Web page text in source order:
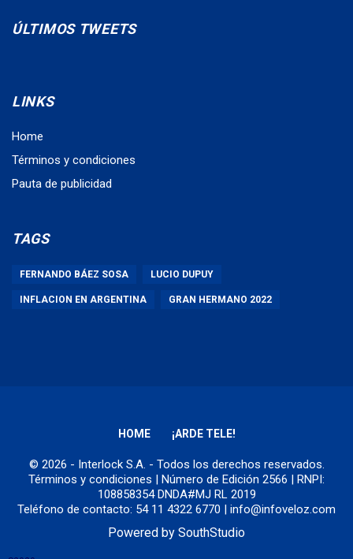
ÚLTIMOS TWEETS
LINKS
Home
Términos y condiciones
Pauta de publicidad
TAGS
FERNANDO BÁEZ SOSA LUCIO DUPUY
INFLACION EN ARGENTINA GRAN HERMANO 2022
HOME ¡ARDE TELE!
© 2026 - Interlock S.A. - Todos los derechos reservados.
Términos y condiciones | Número de Edición 2566 | RNPI:
108858354 DNDA#MJ RL 2019
Teléfono de contacto: 54 11 4322 6770 | info@infoveloz.com
Powered by SouthStudio